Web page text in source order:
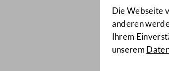
Die Webseite
anderen
Ihrem
unserem